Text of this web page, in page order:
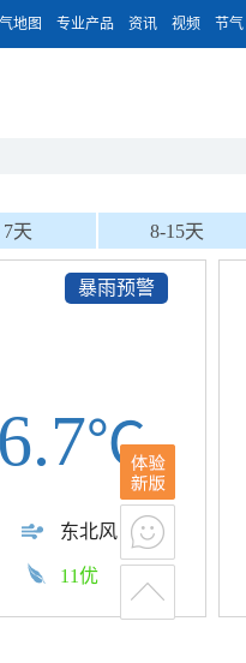
地图 专业产品 资讯 视频 节气
7天 8-15天
暴雨预警
东北风 2级
℃
11优